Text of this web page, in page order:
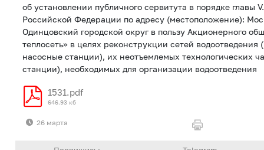
об установлении публичного сервитута в порядке главы
Российской Федерации по адресу (местоположение):
Одинцовский городской округ в пользу Акционерного
теплосеть» в целях реконструкции сетей
насосные станции), их неотъемлемых технологических
станции), необходимых для организации водоотведения
1531.pdf
646.93 кб
26 марта